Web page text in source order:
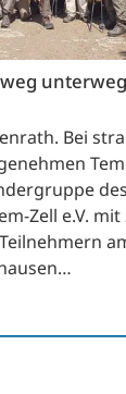
Bei
des
Zell e.V. mit